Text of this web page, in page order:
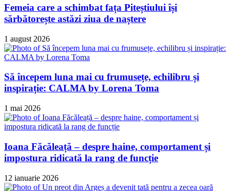
Femeia care a schimbat fața Piteștiului își
sărbătorește astăzi ziua de naștere
1 august 2026
Să începem luna mai cu frumusețe, echilibru și
inspirație: CALMA by Lorena Toma
1 mai 2026
Ioana Făcăleață – despre haine, comportament și
impostura ridicată la rang de funcție
12 ianuarie 2026